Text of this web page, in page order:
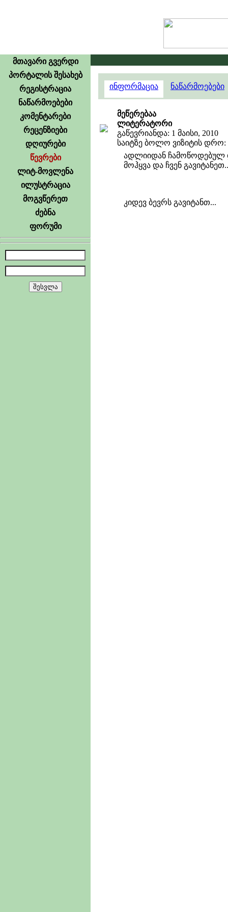
მთავარი გვერდი
პორტალის შესახებ
რეგისტრაცია
ნაწარმოებები
კომენტარები
რეცენზიები
დღიურები
წევრები
ლიტ-მოვლენა
ილუსტრაცია
მოგვწერეთ
ძებნა
ფორუმი
ინფორმაცია ნაწარმოებები
მეწერებაა
ლიტერატორი
გაწევრიანდა: 1 მაისი, 2010
საიტზე ბოლო ვიზიტის დრო:
ადლიიდან ჩამოწოდებულ
მოჰყვა და ჩვენ
კიდევ ბევრს გავიტანთ...